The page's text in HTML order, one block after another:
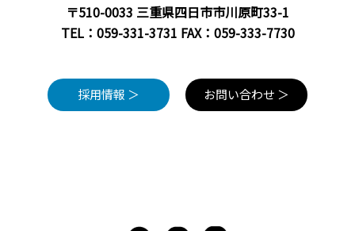
〒510-0033 三重県四日市市川原町33-1
TEL： 059-331-3731 FAX：059-333-7730
採用情報 ＞ お問い合わせ ＞